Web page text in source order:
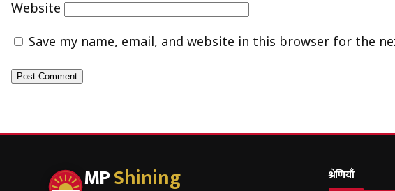
Website
Save my name, email, and website in this browser for the
MPShining श्रेणियाँ